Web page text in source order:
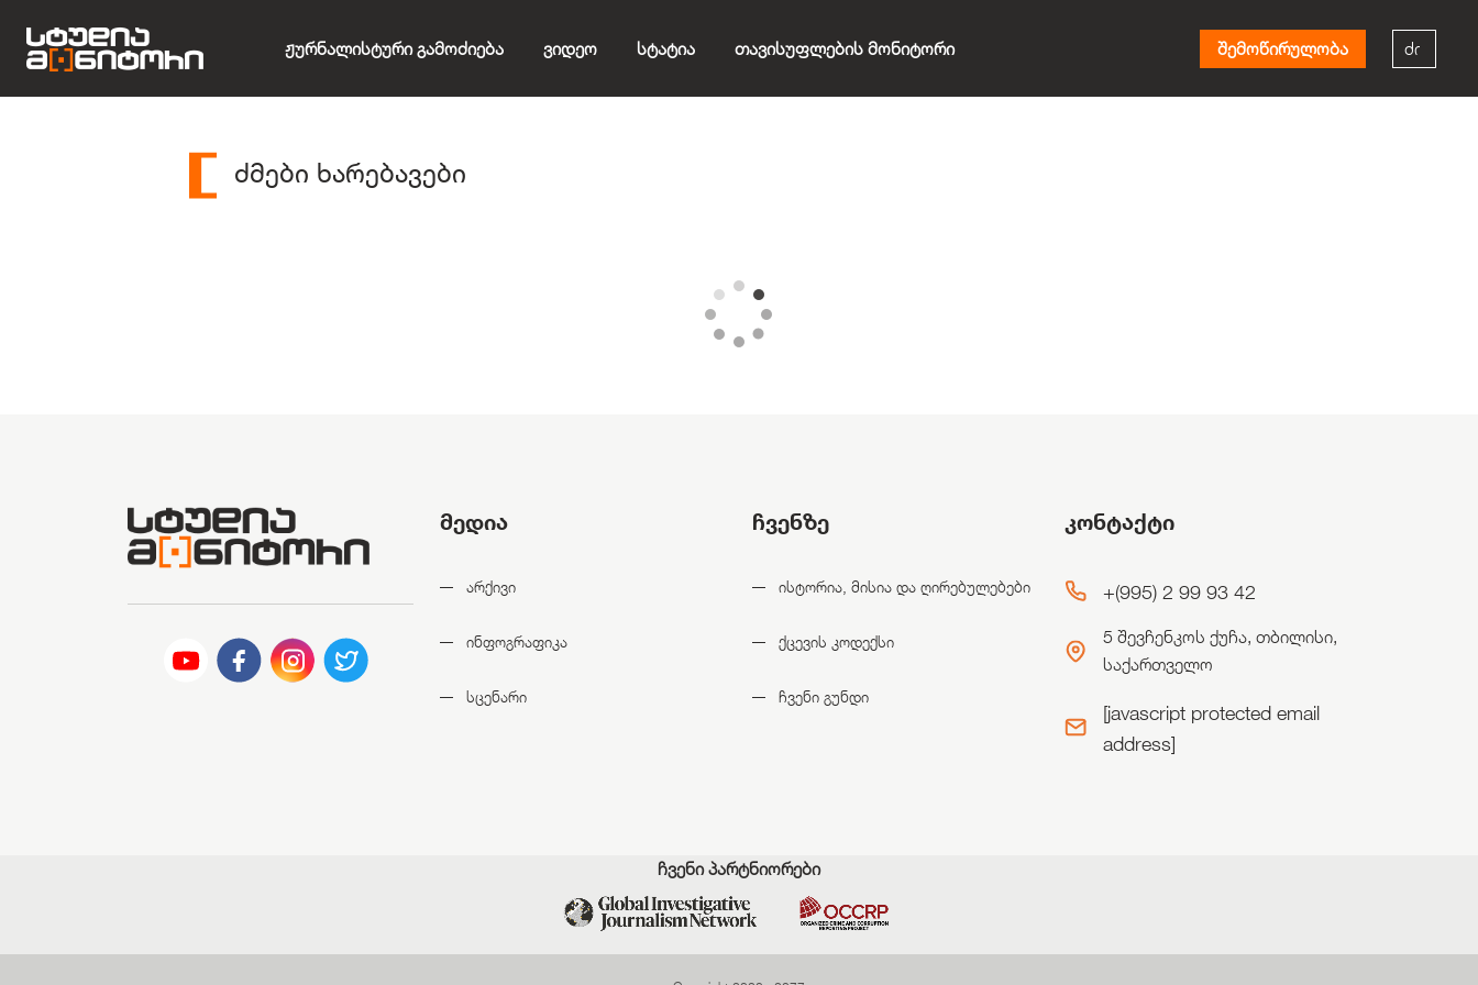
Ჟურნალისტური Გამოძიება Ვიდეო Სტატია Თავისუფლების Მონიტორი შემოწირულობა
ძმები ხარებავები
მედია
არქივი
ინფოგრაფიკა
სცენარი
ჩვენზე
ისტორია, მისია და ღირებულებები
ქცევის კოდექსი
ჩვენი გუნდი
კონტაქტი
+(995) 2 99 93 42
5 შევჩენკოს ქუჩა, თბილისი,
საქართველო
[javascript protected email
address]
ჩვენი პარტნიორები